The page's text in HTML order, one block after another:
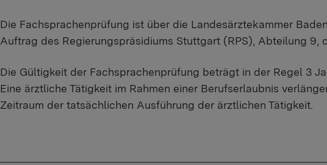
Die Fachsprachenprüfung ist über die Landesärztekammer
Auftrag des Regierungspräsidiums Stuttgart (RPS), Abteilung 9,
Die Gültigkeit der Fachsprachenprüfung beträgt in der Regel 3
Eine ärztliche Tätigkeit im Rahmen einer Berufserlaubnis
Zeitraum der tatsächlichen Ausführung der ärztlichen Tätigkeit.